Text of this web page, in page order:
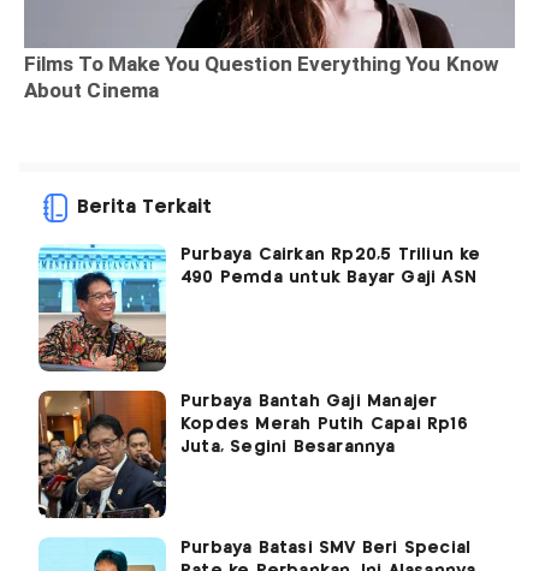
Berita Terkait
Purbaya Cairkan Rp20,5 Triliun ke
490 Pemda untuk Bayar Gaji ASN
Purbaya Bantah Gaji Manajer
Kopdes Merah Putih Capai Rp16
Juta, Segini Besarannya
Purbaya Batasi SMV Beri Special